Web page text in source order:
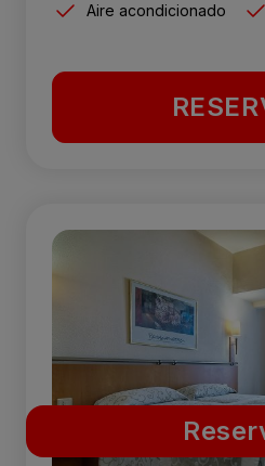
Aire acondicionado